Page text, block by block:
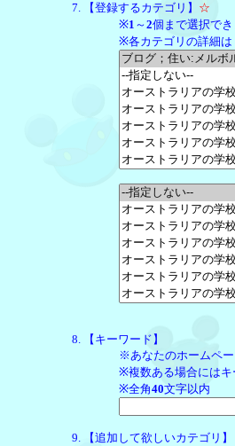
【登録するカテゴリ】 ☆
※1 ～2個まで選択でき
※各カテゴリの詳細は
【キーワード】
※あなたのホームペ
※複数ある場合にはキ
※全角40文字以内
【追加して欲しいカテゴリ】